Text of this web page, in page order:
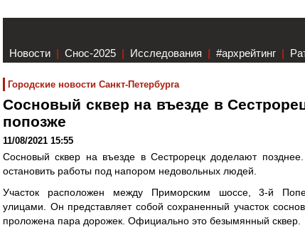
Новости | Снос-2025 | Исследования | #архрейтинг |
Городские новости Санкт-Петербурга
Сосновый сквер на въезде в
попозже
11/08/2021 15:55
Сосновый сквер на въезде в Сестрорецк доделают
остановить работы под напором недовольных людей.
Участок расположен между Приморским шоссе, 3-й
улицами. Он представляет собой сохраненный участок
проложена пара дорожек. Официально это безымянный сквер.